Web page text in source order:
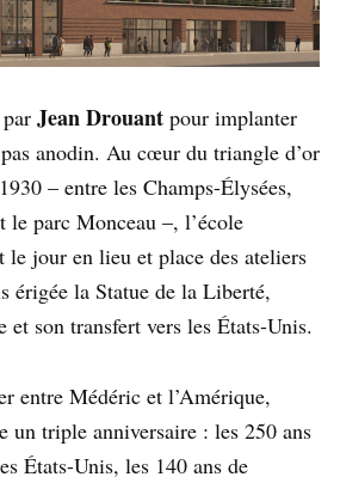
Jean Drouant pour implanter
anodin. Au cœur du triangle d’or
– entre les Champs-Élysées,
le parc Monceau –, l’école
le jour en lieu et place des ateliers
érigée la Statue de la Liberté,
et son transfert vers les États-Unis.
entre Médéric et l’Amérique,
un triple anniversaire : les 250 ans
États-Unis, les 140 ans de